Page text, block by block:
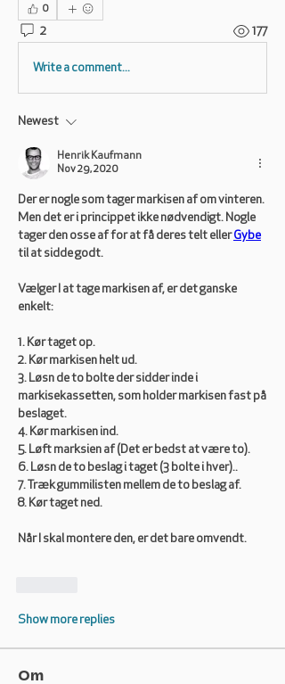
0
2 177
Write a comment...
Newest
Henrik Kaufmann
Nov 29, 2020
Der er nogle som tager markisen af om vinteren.
Men det er i princippet ikke nødvendigt. Nogle
tager den osse af for at få deres telt eller Gybe
til at sidde godt.
Vælger I at tage markisen af, er det ganske
enkelt:
1. Kør taget op.
2. Kør markisen helt ud.
3. Løsn de to bolte der sidder inde i
markisekassetten, som holder markisen fast på
beslaget.
4. Kør markisen ind.
5. Løft marksien af (Det er bedst at være to).
6. Løsn de to beslag i taget (3 bolte i hver)..
7. Træk gummilisten mellem de to beslag af.
8. Kør taget ned.
Når I skal montere den, er det bare omvendt.
Show more replies
Om